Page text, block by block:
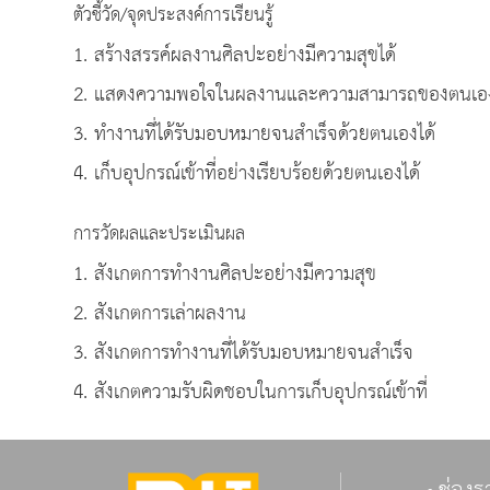
ตัวชี้วัด/จุดประสงค์การเรียนรู้
1. สร้างสรรค์ผลงานศิลปะอย่างมีความสุขได้
2. แสดงความพอใจในผลงานและความสามารถของตนเ
3. ทำงานที่ได้รับมอบหมายจนสำเร็จด้วยตนเองได้
4. เก็บอุปกรณ์เข้าที่อย่างเรียบร้อยด้วยตนเองได้
การวัดผลและประเมินผล
1. สังเกตการทำงานศิลปะอย่างมีความสุข
2. สังเกตการเล่าผลงาน
3. สังเกตการทำงานที่ได้รับมอบหมายจนสำเร็จ
4. สังเกตความรับผิดชอบในการเก็บอุปกรณ์เข้าที่